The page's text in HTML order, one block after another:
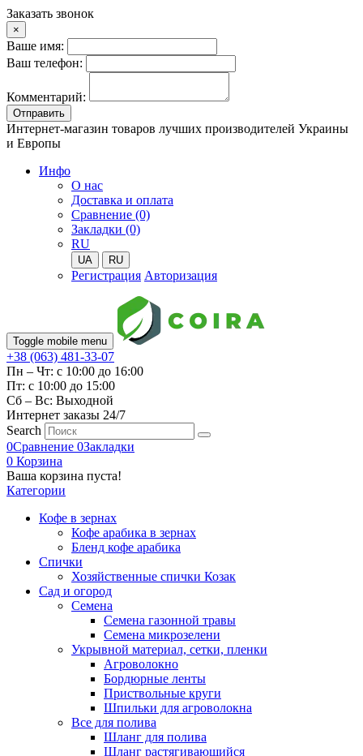
Заказать звонок
×
Ваше имя:
Ваш телефон:
Комментарий:
Отправить
Интернет-магазин товаров лучших производителей Украины
и Европы
Инфо
О нас
Доставка и оплата
Сравнение (0)
Закладки (0)
RU
UA RU
Регистрация Авторизация
Toggle mobile menu
+38 (063) 481-33-07
Пн – Чт: с 10:00 до 16:00
Пт: с 10:00 до 15:00
Сб – Вс: Выходной
Интернет заказы 24/7
Search
0Сравнение 0Закладки
0 Корзина
Ваша корзина пуста!
Категории
Кофе в зернах
Кофе арабика в зернах
Бленд кофе арабика
Спички
Хозяйственные спички Козак
Сад и огород
Семена
Семена газонной травы
Семена микрозелени
Укрывной материал, сетки, пленки
Агроволокно
Бордюрные ленты
Приствольные круги
Шпильки для агроволокна
Все для полива
Шланг для полива
Шланг растягивающийся